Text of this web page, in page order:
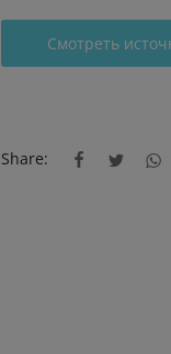
Смотреть
Share: